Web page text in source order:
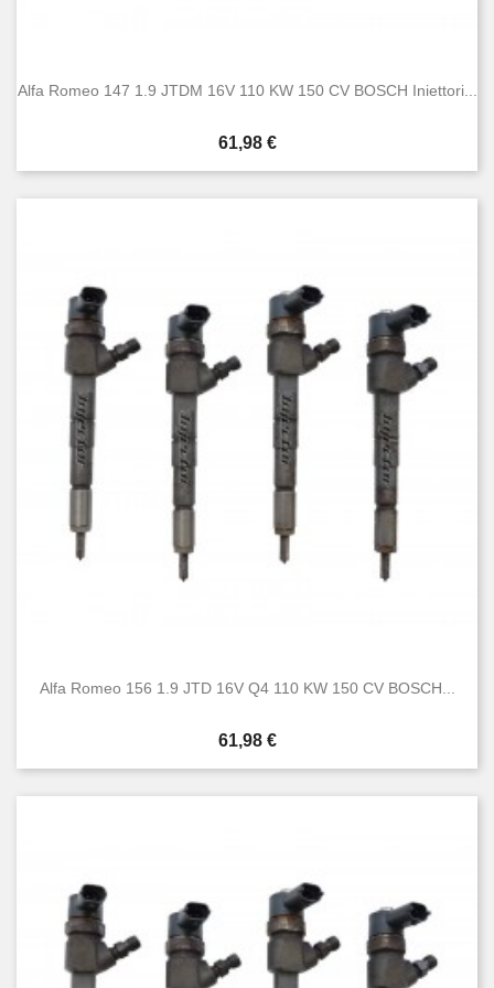
Alfa Romeo 147 1.9 JTDM 16V 110 KW 150 CV BOSCH Iniettori...
Prezzo
61,98 €
Alfa Romeo 156 1.9 JTD 16V Q4 110 KW 150 CV BOSCH...
Prezzo
61,98 €